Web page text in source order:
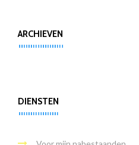
ARCHIEVEN
DIENSTEN